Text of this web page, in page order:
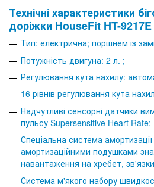
Технічні характеристики
доріжки HouseFit HT-9217E
Тип: електрична; поршнем із
Потужність двигуна: 2 л. ;
Регулювання кута нахилу:
16 рівнів регулювання кута
Надчутливі сенсорні датчики
пульсу Supersensitive Heart Rate;
Спеціальна система
амортизаційними подушками
навантаження на хребет,
Система м'якого набору